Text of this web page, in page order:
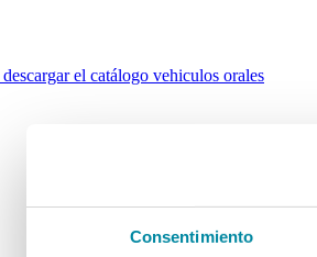
Consentimiento
descargar el catálogo vehiculos orales